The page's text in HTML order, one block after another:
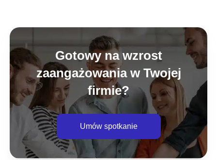
Gotowy na wzrost
zaangażowania w Twojej
firmie?
Umów spotkanie